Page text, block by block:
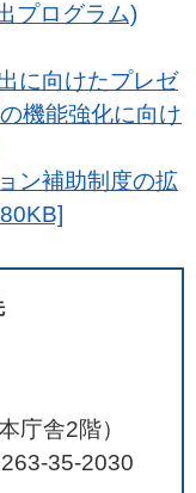
プログラム)
に向けたプレゼ
機能強化に向け
ン補助制度の拡
庁舎2階）
35-2030